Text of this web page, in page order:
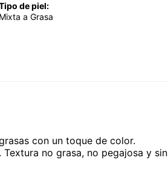
de piel:
Mixta a Grasa
con un toque de color.
no grasa, no pegajosa y sin